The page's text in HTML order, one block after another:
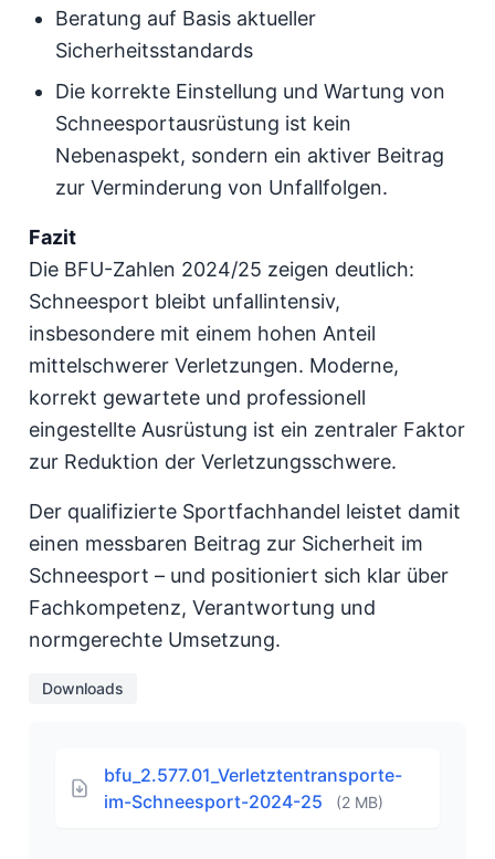
Beratung auf Basis aktueller
Sicherheitsstandards
Die korrekte Einstellung und Wartung von
Schneesportausrüstung ist kein
Nebenaspekt, sondern ein aktiver Beitrag
zur Verminderung von Unfallfolgen.
Fazit
Die BFU-Zahlen 2024/25 zeigen deutlich:
Schneesport bleibt unfallintensiv,
insbesondere mit einem hohen Anteil
mittelschwerer Verletzungen. Moderne,
korrekt gewartete und professionell
eingestellte Ausrüstung ist ein zentraler Faktor
zur Reduktion der Verletzungsschwere.
Der qualifizierte Sportfachhandel leistet damit
einen messbaren Beitrag zur Sicherheit im
Schneesport – und positioniert sich klar über
Fachkompetenz, Verantwortung und
normgerechte Umsetzung.
Downloads
bfu_2.577.01_Verletztentransporte-
im-Schneesport-2024-25
(2 MB)